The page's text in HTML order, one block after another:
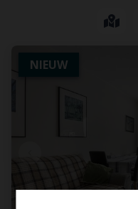
NIEUW